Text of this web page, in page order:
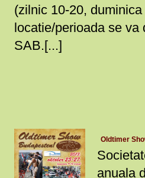
(zilnic 10-20,
locatie/perioada se
SAB.[...]
Oldtimer
anuala